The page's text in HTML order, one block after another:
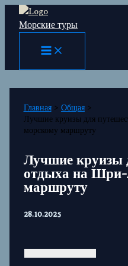
Перейти
Морские туры
Главная
Общая
Лучшие круизы для
морскому маршруту
Лучшие круизы
отдыха на Шри-
маршруту
28.10.2025